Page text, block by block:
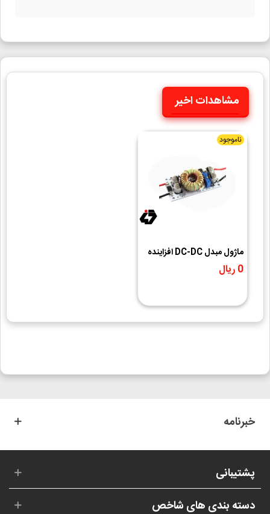
مشاهدات اخیر
ناموجود
ماژول مبدل DC-DC افزاینده
250W برد آلومینیومی
0 ریال
خبرنامه
پشتیبانی
دسته بندی های شاخص